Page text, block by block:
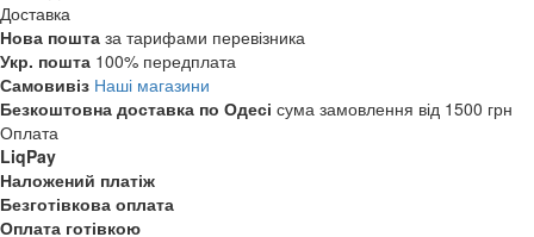
Доставка
Нова пошта за тарифами перевізника
Укр. пошта 100% передплата
Самовивіз Наші магазини
Безкоштовна доставка по Одесі сума замовлення від 1500 грн
Оплата
LiqPay
Наложений платіж
Безготівкова оплата
Оплата готівкою